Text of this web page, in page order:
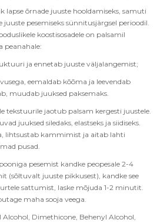
lapse õrnade juuste hooldamiseks, samuti
juuste pesemiseks sünnitusjärgsel perioodil.
koostisosadele on palsamil
peanahale:
ja ennetab juuste väljalangemist;
eemaldab kõõma ja leevendab
muudab juuksed paksemaks.
tekstuurile jaotub palsam kergesti juustele.
juuksed siledaks, elastseks ja siidiseks.
lihtsustab kammimist ja aitab lahti
pusad.
pesemist kandke peopesale 2-4
(sõltuvalt juuste pikkusest), kandke see
sattumist, laske mõjuda 1-2 minutit.
maha sooja veega.
Alcohol, Dimethicone, Behenyl Alcohol,